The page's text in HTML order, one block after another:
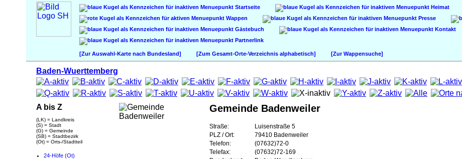
Startseite
Heimat
Wappen
Presse
Gästebuch
Kontakt
Partnerlink
[Zur Auswahl-Karte nach Bundesland] [Zum Gesamt-Orte-Verzeichnis alphabetisch] [Zur Wappensuche]
Baden-Wuerttemberg
A bis Z
(LK) = Landkreis
(S) = Stadt
(G) = Gemeinde
(SB) = Stadtbezirk
(Ot) = Orts-/Stadtteil
24-Höfe (Ot)
Gemeinde Badenweiler
Straße:
Luisenstraße 5
PLZ / Ort:
79410 Badenweiler
Telefon:
(07632)72-0
Telefax:
(07632)72-169